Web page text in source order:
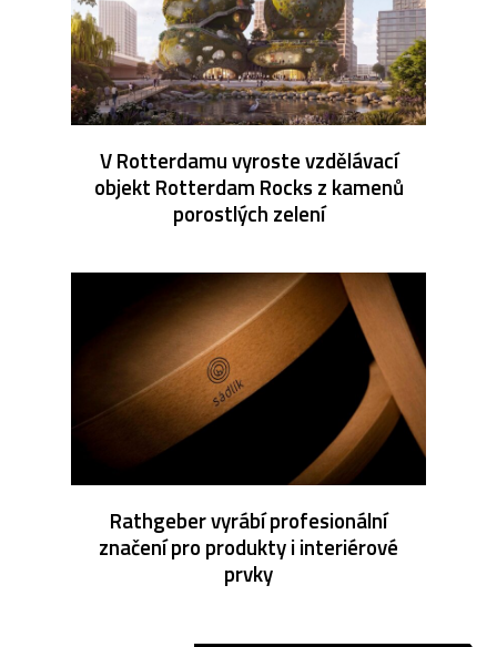
V Rotterdamu vyroste vzdělávací
objekt Rotterdam Rocks z kamenů
porostlých zelení
Rathgeber vyrábí profesionální
značení pro produkty i interiérové
prvky